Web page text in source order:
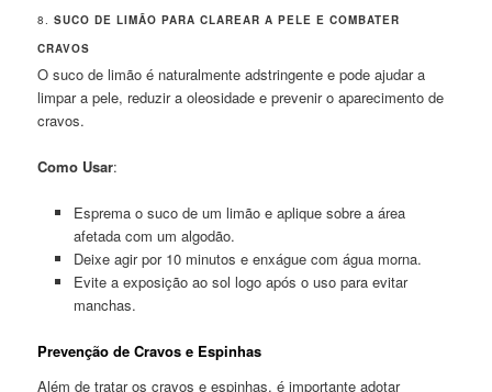
8.SUCO DE LIMÃO PARA CLAREAR A PELE E COMBATER
CRAVOS
O suco de limão é naturalmente adstringente e pode ajudar a
limpar a pele, reduzir a oleosidade e prevenir o aparecimento de
cravos.
Como Usar:
Esprema o suco de um limão e aplique sobre a área
afetada com um algodão.
Deixe agir por 10 minutos e enxágue com água morna.
Evite a exposição ao sol logo após o uso para evitar
manchas.
Prevenção de Cravos e Espinhas
Além de tratar os cravos e espinhas, é importante adotar